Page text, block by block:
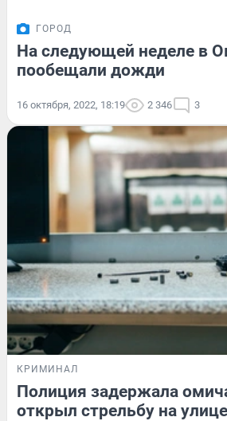
ГОРОД
На следующей неделе в
пообещали дожди
16 октября, 2022, 18:19 2 346 3
КРИМИНАЛ
Полиция задержала
открыл стрельбу на улице